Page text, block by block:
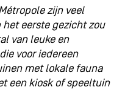
zijn veel
eerste gezicht zou
van leuke en
voor iedereen
met lokale fauna
een kiosk of speeltuin